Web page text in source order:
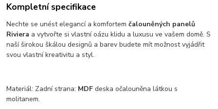
Kompletní specifikace
Nechte se unést elegancí a komfortemčalouněných panelů
Riviera a vytvořte si vlastní oázu klidu a luxusu ve vašem domě. S
naší širokou škálou designů a barev budete mít možnost vyjádřit
svou vlastní kreativitu a styl.
Materiál: Zadní strana: MDF deska očalouněna látkou s
molitanem.